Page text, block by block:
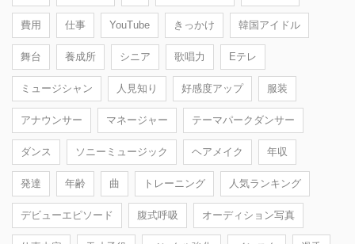
費用 仕事 YouTube きっかけ 韓国アイドル
舞台 養成所 シニア 歌唱力 Eテレ
ミュージシャン 人見知り 好感度アップ 服装
アナウンサー マネージャー テーマパークダンサー
ダンス ソニーミュージック ヘアメイク 年収
発達 年齢 曲 トレーニング 人気ランキング
デビューエピソード 腹式呼吸 オーディション写真